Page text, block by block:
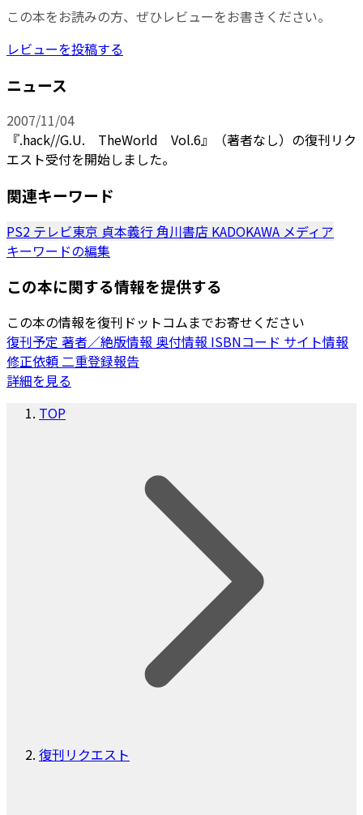
この本をお読みの方、ぜひレビューをお書きください。
レビューを投稿する
ニュース
2007/11/04
『.hack//G.U. TheWorld Vol.6』（著者なし）の復刊リク
エスト受付を開始しました。
関連キーワード
PS2 テレビ東京 貞本義行角川書店 KADOKAWA メディア
キーワードの編集
この本に関する情報を提供する
この本の情報を復刊ドットコムまでお寄せください
復刊予定 著者／絶版情報 奥付情報 ISBNコード サイト情報
修正依頼二重登録報告
詳細を見る
TOP
復刊リクエスト